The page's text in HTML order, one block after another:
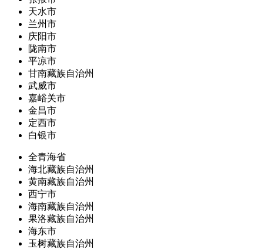
天水市
兰州市
庆阳市
陇南市
平凉市
甘南藏族自治州
武威市
嘉峪关市
金昌市
定西市
白银市
全青海省
海北藏族自治州
黄南藏族自治州
西宁市
海南藏族自治州
果洛藏族自治州
海东市
玉树藏族自治州